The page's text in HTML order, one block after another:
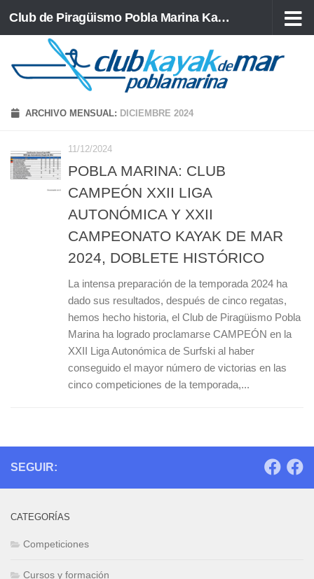
Saltar al contenido Club de Piragüismo Pobla Marina Kayak de Mar
ARCHIVO MENSUAL: DICIEMBRE 2024
11/12/2024
POBLA MARINA: CLUB
CAMPEÓN XXII LIGA
AUTONÓMICA Y XXII
CAMPEONATO KAYAK DE MAR
2024, DOBLETE HISTÓRICO
La intensa preparación de la temporada 2024 ha
dado sus resultados, después de cinco regatas,
hemos hecho historia, el Club de Piragüismo Pobla
Marina ha logrado proclamarse CAMPEÓN en la
XXII Liga Autonómica de Surfski al haber
conseguido el mayor número de victorias en las
cinco competiciones de la temporada,...
SEGUIR:
CATEGORÍAS
Competiciones
Cursos y formación